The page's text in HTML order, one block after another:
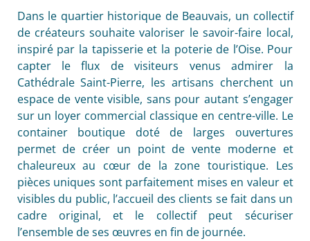
Dans le quartier historique de Beauvais, un collectif
de créateurs souhaite valoriser le savoir-faire local,
inspiré par la tapisserie et la poterie de l’Oise. Pour
capter le flux de visiteurs venus admirer la
Cathédrale Saint-Pierre, les artisans cherchent un
espace de vente visible, sans pour autant s’engager
sur un loyer commercial classique en centre-ville. Le
container boutique doté de larges ouvertures
permet de créer un point de vente moderne et
chaleureux au cœur de la zone touristique. Les
pièces uniques sont parfaitement mises en valeur et
visibles du public, l’accueil des clients se fait dans un
cadre original, et le collectif peut sécuriser
l’ensemble de ses œuvres en fin de journée.